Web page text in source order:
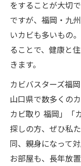
をすることが大切
ですが、福岡・九
いカビも多いもの
ることで、健康と
きます。
カビバスターズ福
山口県で数多くの
カビ取り 福岡」「
探しの方、ぜひ私
同、親身になって
お部屋も、長年放